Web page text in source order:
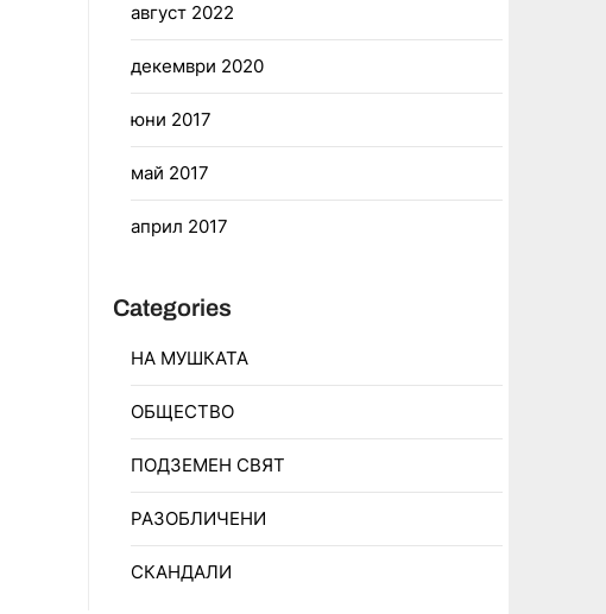
август 2022
декември 2020
юни 2017
май 2017
април 2017
Categories
НА МУШКАТА
ОБЩЕСТВО
ПОДЗЕМЕН СВЯТ
РАЗОБЛИЧЕНИ
СКАНДАЛИ